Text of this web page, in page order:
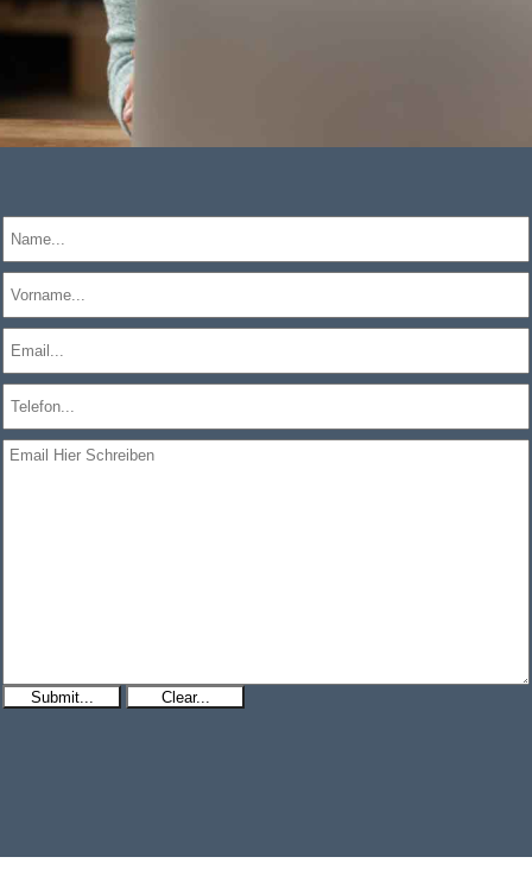
Submit... Clear...